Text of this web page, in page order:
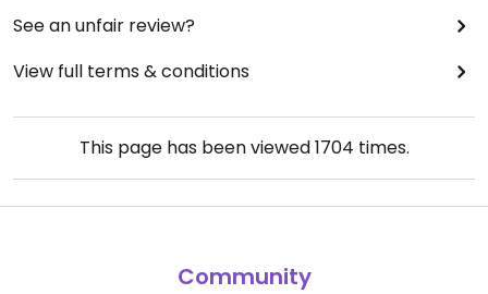
See an unfair review?
View full terms & conditions
This page has been viewed1704 times.
Community